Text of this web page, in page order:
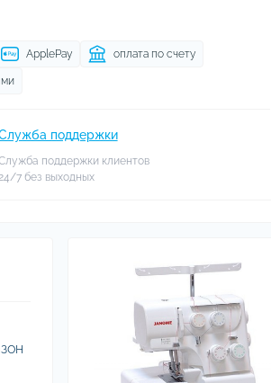
ApplePay оплата по счету
поддержки
поддержки клиентов
7 без выходных